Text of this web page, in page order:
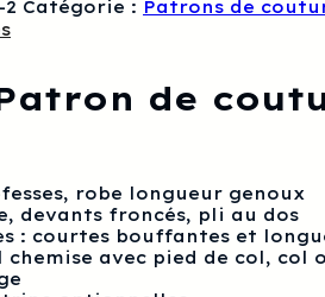
2 Catégorie : Patrons de
de
robe longueur genoux
devants froncés, pli au dos
: courtes bouffantes et
chemise avec pied de col,